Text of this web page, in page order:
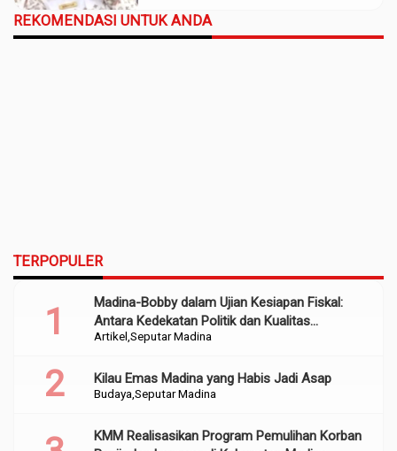
REKOMENDASI UNTUK ANDA
TERPOPULER
Artikel Seputar Madina
Madina-Bobby dalam Ujian Kesiapan Fiskal:
Antara Kedekatan Politik dan Kualitas
Perencanaan
Budaya Seputar Madina
Kilau Emas Madina yang Habis Jadi Asap
KMM Realisasikan Program Pemulihan Korban